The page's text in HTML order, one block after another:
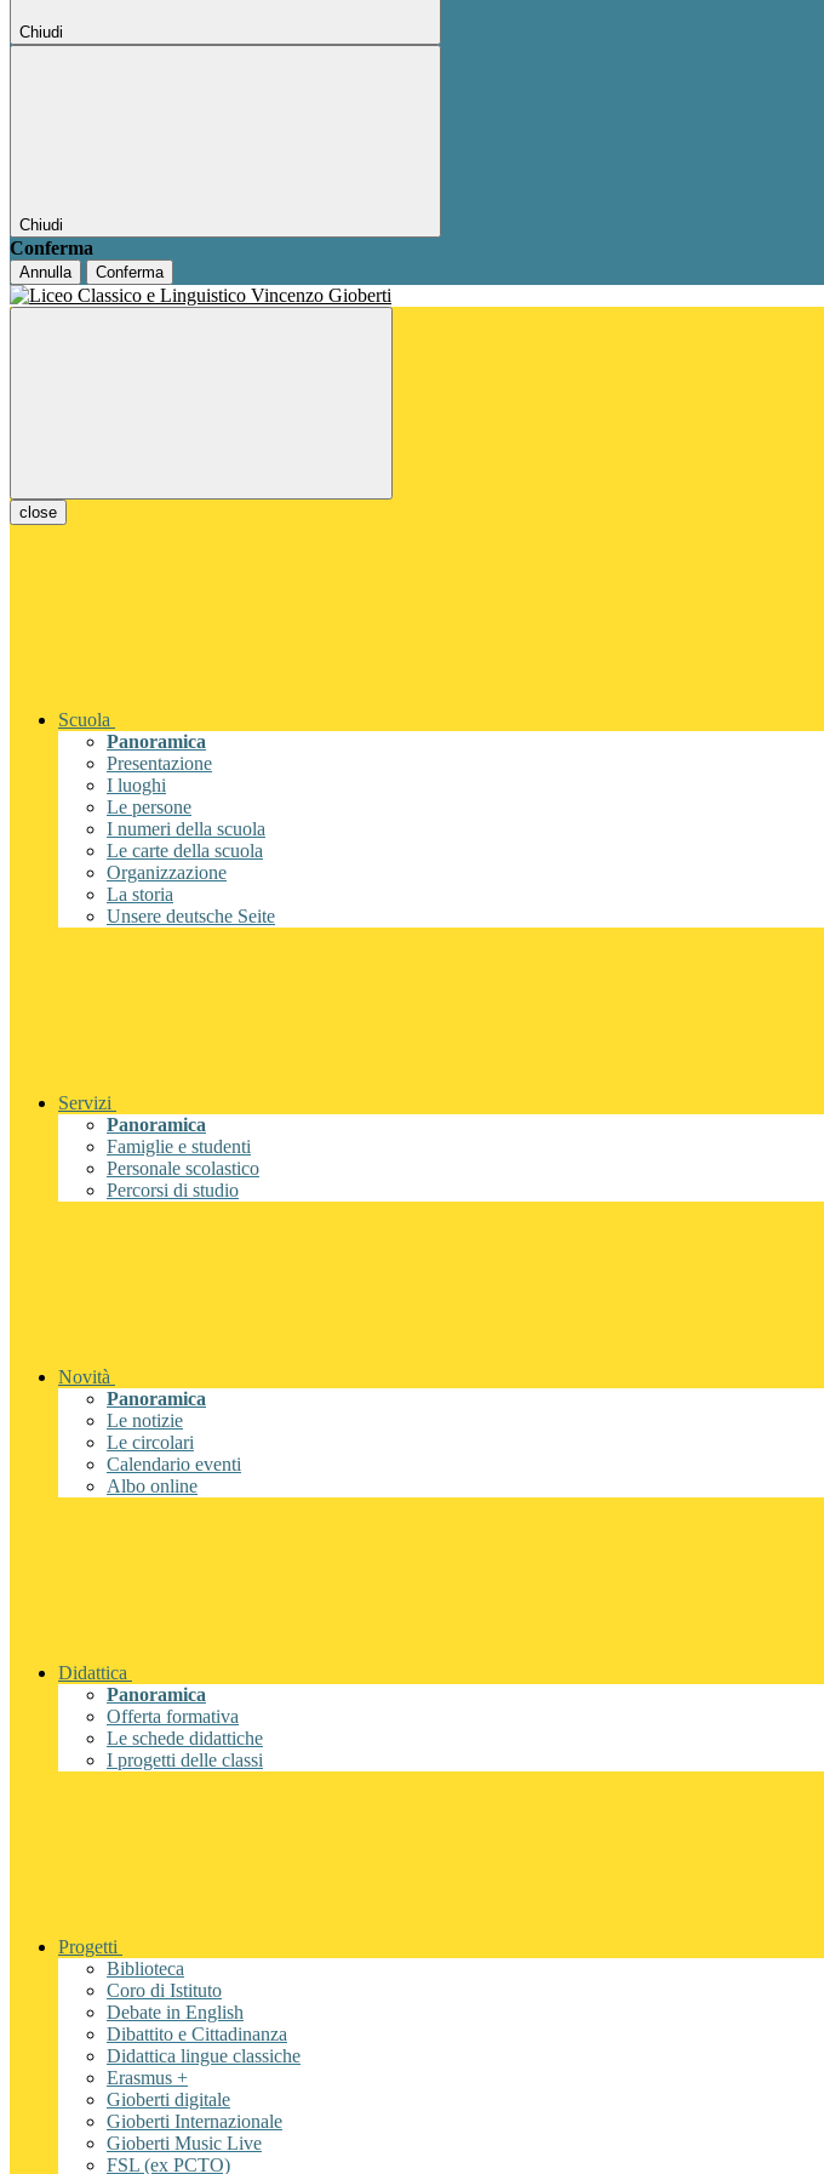
Chiudi
Chiudi
Conferma
Annulla Conferma
close
Scuola
Panoramica
Presentazione
I luoghi
Le persone
I numeri della scuola
Le carte della scuola
Organizzazione
La storia
Unsere deutsche Seite
Servizi
Panoramica
Famiglie e studenti
Personale scolastico
Percorsi di studio
Novità
Panoramica
Le notizie
Le circolari
Calendario eventi
Albo online
Didattica
Panoramica
Offerta formativa
Le schede didattiche
I progetti delle classi
Progetti
Biblioteca
Coro di Istituto
Debate in English
Dibattito e Cittadinanza
Didattica lingue classiche
Erasmus +
Gioberti digitale
Gioberti Internazionale
Gioberti Music Live
FSL (ex PCTO)